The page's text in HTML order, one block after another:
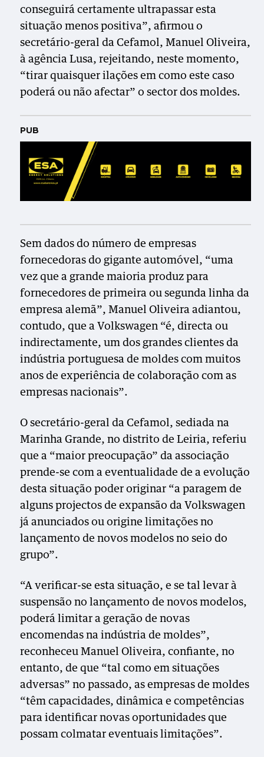
conseguirá certamente ultrapassar esta
situação menos positiva”, afirmou o
secretário-geral da Cefamol, Manuel Oliveira,
à agência Lusa, rejeitando, neste momento,
“tirar quaisquer ilações em como este caso
poderá ou não afectar” o sector dos moldes.
PUB
Sem dados do número de empresas
fornecedoras do gigante automóvel, “uma
vez que a grande maioria produz para
fornecedores de primeira ou segunda linha da
empresa alemã”, Manuel Oliveira adiantou,
contudo, que a Volkswagen “é, directa ou
indirectamente, um dos grandes clientes da
indústria portuguesa de moldes com muitos
anos de experiência de colaboração com as
empresas nacionais”.
O secretário-geral da Cefamol, sediada na
Marinha Grande, no distrito de Leiria, referiu
que a “maior preocupação” da associação
prende-se com a eventualidade de a evolução
desta situação poder originar “a paragem de
alguns projectos de expansão da Volkswagen
já anunciados ou origine limitações no
lançamento de novos modelos no seio do
grupo”.
“A verificar-se esta situação, e se tal levar à
suspensão no lançamento de novos modelos,
poderá limitar a geração de novas
encomendas na indústria de moldes”,
reconheceu Manuel Oliveira, confiante, no
entanto, de que “tal como em situações
adversas” no passado, as empresas de moldes
“têm capacidades, dinâmica e competências
para identificar novas oportunidades que
possam colmatar eventuais limitações”.